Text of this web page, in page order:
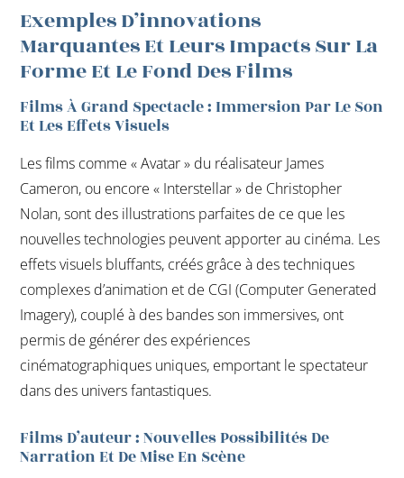
Exemples D’innovations
Marquantes Et Leurs Impacts Sur La
Forme Et Le Fond Des Films
Films À Grand Spectacle : Immersion Par Le Son
Et Les Effets Visuels
Les films comme « Avatar » du réalisateur James
Cameron, ou encore « Interstellar » de Christopher
Nolan, sont des illustrations parfaites de ce que les
nouvelles technologies peuvent apporter au cinéma. Les
effets visuels bluffants, créés grâce à des techniques
complexes d’animation et de CGI (Computer Generated
Imagery), couplé à des bandes son immersives, ont
permis de générer des expériences
cinématographiques uniques, emportant le spectateur
dans des univers fantastiques.
Films D’auteur : Nouvelles Possibilités De
Narration Et De Mise En Scène